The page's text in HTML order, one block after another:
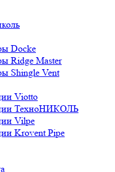
Docke
Ridge Master
Shingle Vent
Viotto
ТехноНИКОЛЬ
Vilpe
Krovent Pipe